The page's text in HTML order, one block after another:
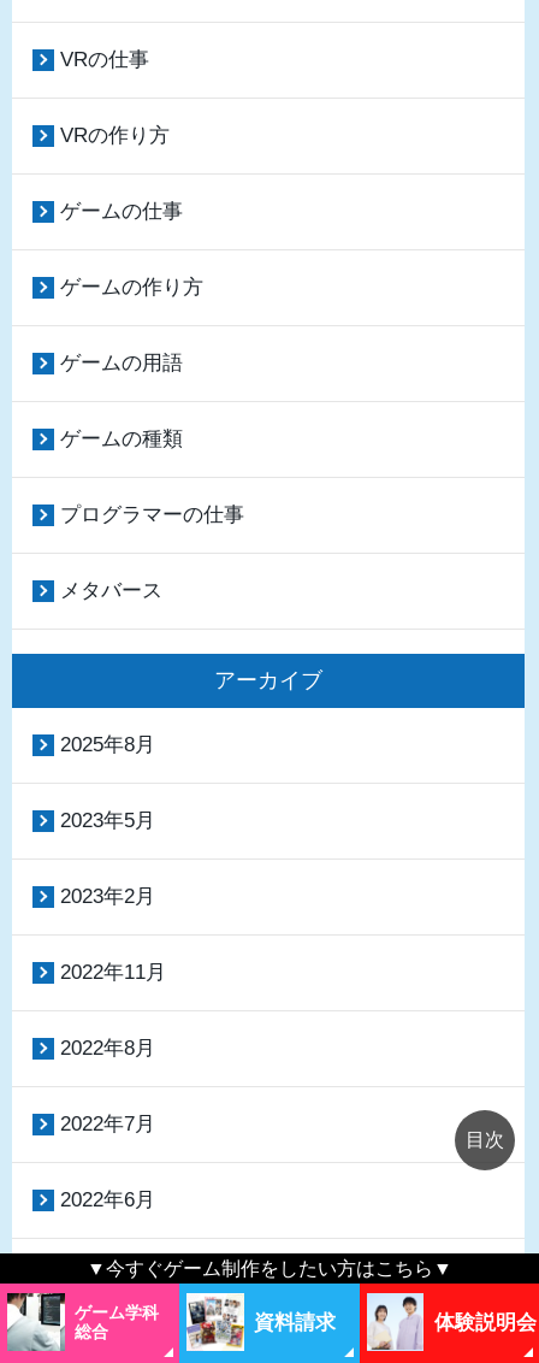
VRの仕事
VRの作り方
ゲームの仕事
ゲームの作り方
ゲームの用語
ゲームの種類
プログラマーの仕事
メタバース
アーカイブ
2025年8月
2023年5月
2023年2月
2022年11月
2022年8月
2022年7月
2022年6月
2022年3月
2022年2月
▼今すぐゲーム制作をしたい方はこちら▼
ゲーム学科
総合
資料請求 体験説明会